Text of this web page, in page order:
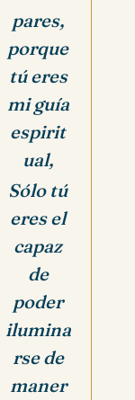
pares,
porque
tú eres
mi guía
espirit
ual,
Sólo tú
eres el
capaz
de
poder
ilumina
rse de
maner